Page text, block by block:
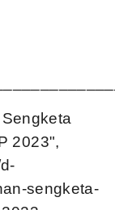
2023",
sengketa-